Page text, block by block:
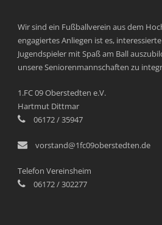
Wir sind ein Fußballverein aus dem
engagiertes Anliegen ist es,
Jugendspieler mit Spaß am Ball
unsere Seniorenmannschaften zu
1.FC 09 Oberstedten e.V.
Hartmut Dittmar
06172 / 35947
vorstand@1fc09oberstedten.de
Telefon Vereinsheim
06172 / 302277